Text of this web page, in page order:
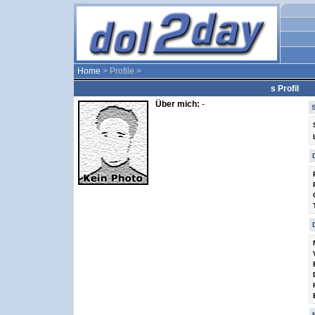
Home > Profile >
s Profil
Über mich: -